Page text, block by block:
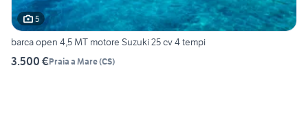
5
barca open 4,5 MT motore Suzuki 25 cv 4 tempi
3.500 €Praia a Mare(CS)